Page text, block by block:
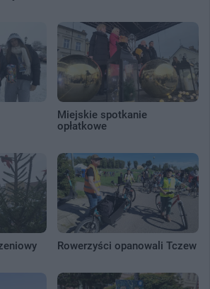
Miejskie spotkanie
opłatkowe
Rowerzyści opanowali Tczew